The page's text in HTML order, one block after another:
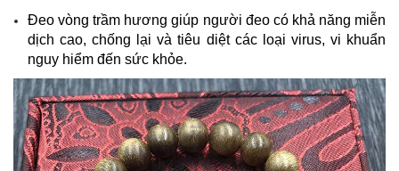
Đeo vòng trầm hương giúp người đeo có khả năng miễn
dịch cao, chống lại và tiêu diệt các loại virus, vi khuẩn
nguy hiểm đến sức khỏe.